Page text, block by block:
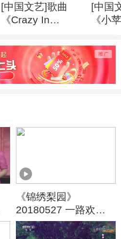
[中国文艺]歌曲
《Crazy In
美儿
[中国
《小
《锦绣梨园》
20180527 一路欢笑
优秀曲艺作品展播